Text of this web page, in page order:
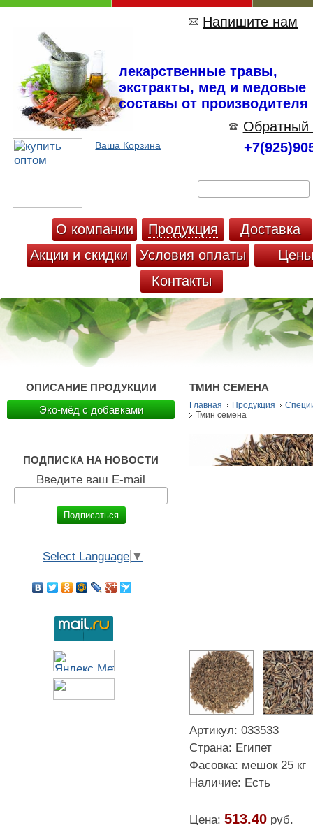
лекарственные травы,
экстракты, мед и медовые
составы от производителя
Напишите нам
Ваша Корзина
Обратный
О компании Продукция
Доставка
Акции и скидки
Условия оплаты
Цены
Контакты
ОПИСАНИЕ ПРОДУКЦИИ
Эко-мёд с добавками
ПОДПИСКА НА НОВОСТИ
Введите ваш E-mail
Select Language ▼
ТМИН СЕМЕНА
Главная Продукция
Тмин семена
Артикул: 033533
Страна: Египет
Фасовка: мешок 25 кг
Наличие: Есть
Цена: 513.40 руб.